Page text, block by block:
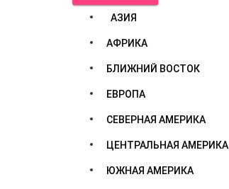
АЗИЯ
АФРИКА
БЛИЖНИЙ ВОСТОК
ЕВРОПА
СЕВЕРНАЯ АМЕРИКА
ЦЕНТРАЛЬНАЯ АМЕРИКА
ЮЖНАЯ АМЕРИКА